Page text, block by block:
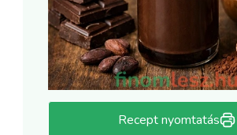
Recept nyomtatás